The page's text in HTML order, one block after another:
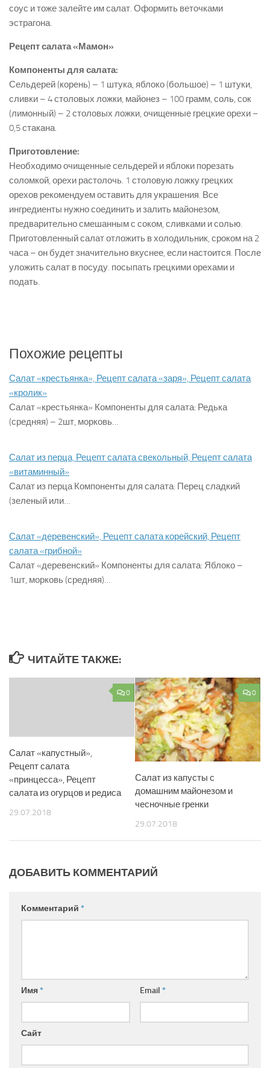
соус и тоже залейте им салат. Оформить веточками
эстрагона.
Рецепт салата «Мамон»
Компоненты для салата:
Сельдерей (корень) – 1 штука, яблоко (большое) – 1 штуки,
сливки – 4 столовых ложки, майонез – 100 грамм, соль, сок
(лимонный) – 2 столовых ложки, очищенные грецкие орехи –
0,5 стакана.
Приготовление:
Необходимо очищенные сельдерей и яблоки порезать
соломкой, орехи растолочь. 1 столовую ложку грецких
орехов рекомендуем оставить для украшения. Все
ингредиенты нужно соединить и залить майонезом,
предварительно смешанным с соком, сливками и солью.
Приготовленный салат отложить в холодильник, сроком на 2
часа – он будет значительно вкуснее, если настоится. После
уложить салат в посуду. посыпать грецкими орехами и
подать.
Похожие рецепты
Салат «крестьянка», Рецепт салата «заря», Рецепт салата
«кролик»
Салат «крестьянка» Компоненты для салата: Редька
(средняя) – 2шт, морковь…
Салат из перца, Рецепт салата свекольный, Рецепт салата
«витаминный»
Салат из перца Компоненты для салата: Перец сладкий
(зеленый или…
Салат «деревенский», Рецепт салата корейский, Рецепт
салата «грибной»
Салат «деревенский» Компоненты для салата: Яблоко –
1шт, морковь (средняя)…
ЧИТАЙТЕ ТАКЖЕ:
0
Салат «капустный»,
Рецепт салата
«принцесса», Рецепт
салата из огурцов и редиса
29.07.2018
0
Салат из капусты с
домашним майонезом и
чесночные гренки
29.07.2018
ДОБАВИТЬ КОММЕНТАРИЙ
Комментарий *
Имя* Email *
Сайт